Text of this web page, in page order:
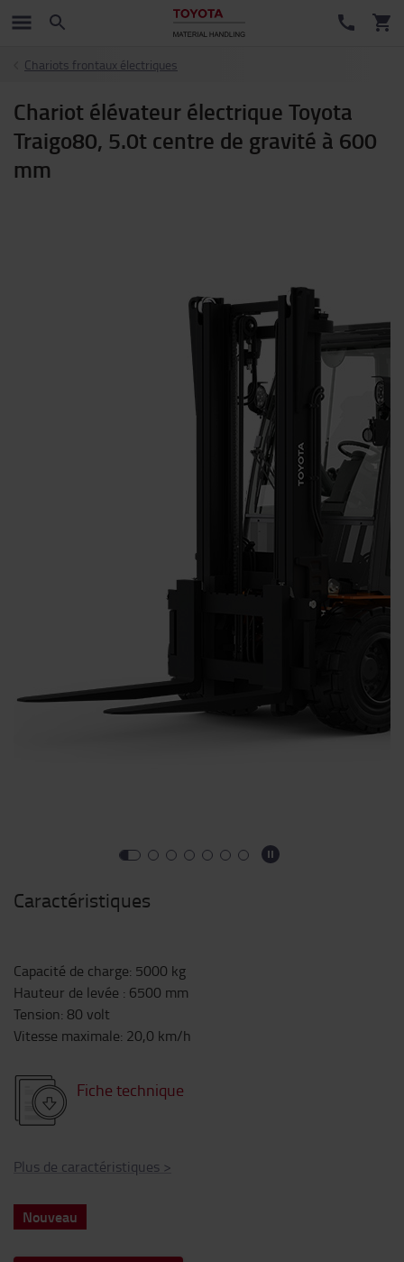
Chariots frontaux électriques
Chariot élévateur électrique Toyota
Traigo80, 5.0t centre de gravité à 600
mm
Caractéristiques
Capacité de charge: 5000 kg
Hauteur de levée : 6500 mm
Tension: 80 volt
Vitesse maximale: 20,0 km/h
Fiche technique
Plus de caractéristiques >
Nouveau